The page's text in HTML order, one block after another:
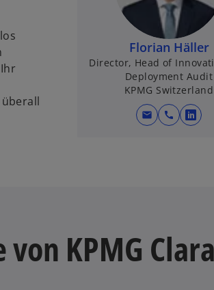
Florian Häller
Director, Head of
Deployment Audit
KPMG Switzerland
mail call
w
n
KPMG Clara